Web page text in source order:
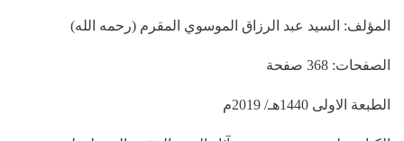
المؤلف: السيد عبد الرزاق الموسوي المقرم (رحمه الله)
الصفحات: 368 صفحة
الطبعة الاولى 1440هـ/ 2019م